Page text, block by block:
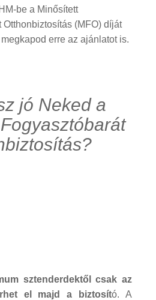
be a Minősített
Otthonbiztosítás (MFO) díját
erre az ajánlatot is.
jó Neked a
sztenderdektől csak az
el majd a biztosító. A